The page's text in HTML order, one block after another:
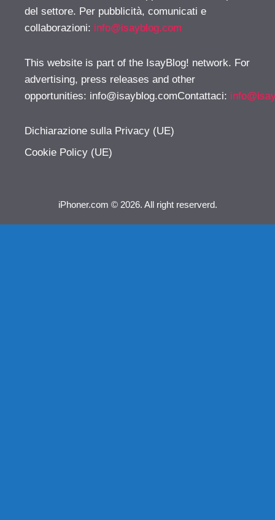
del settore. Per pubblicità, comunicati e
collaborazioni: info@isayblog.com
This website is part of the IsayBlog! network. For
advertising, press releases and other
opportunities: info@isayblog.comContattaci:
Dichiarazione sulla Privacy (UE)
Cookie Policy (UE)
iPhoner.com © 2026. All right reserverd.